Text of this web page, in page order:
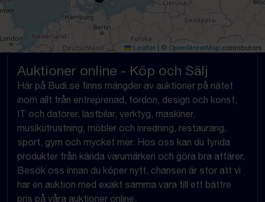
Leaflet © OpenStreetMap contributors
Auktioner online - Köp och Sälj
Här på Budi.se finns mängder av auktioner på nätet
inom allt från entreprenad, fordon, design och konst,
IT och datorer, lastbilar, verktyg, maskiner,
musikutrustning, möbler och inredning, restaurang,
sport, gym och mycket mer. Hos oss kan du fynda
produkter från kända varumärken och göra bra affärer.
Besök oss innan du köper nytt, chansen är stor att vi
har en auktion med exakt samma vara till ett bättre
pris på våra auktioner online.